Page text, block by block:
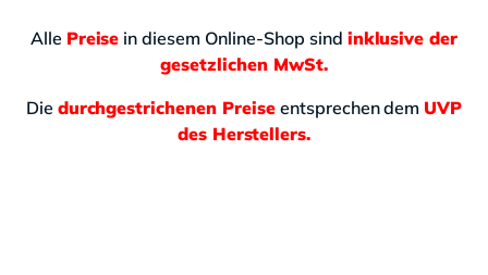
Alle Preise in diesem Online-Shop sind inklusive der
gesetzlichen MwSt.
Die durchgestrichenen Preiseentsprechen dem UVP
des Herstellers.